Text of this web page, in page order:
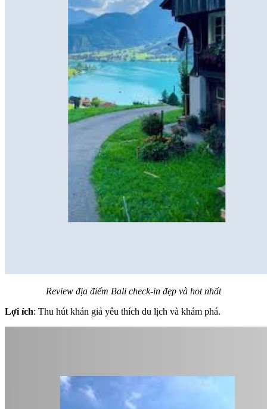
Review địa điểm Bali check-in đẹp và hot nhất
Lợi ích: Thu hút khán giả yêu thích du lịch và khám phá.